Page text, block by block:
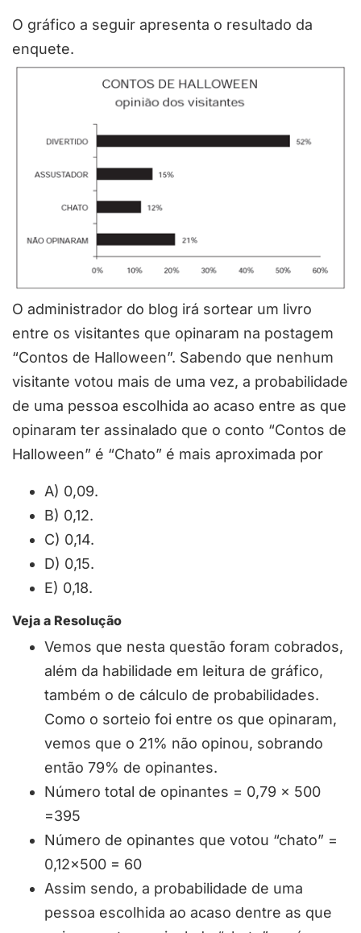
O gráfico a seguir apresenta o resultado da
enquete.
O administrador do blog irá sortear um livro
entre os visitantes que opinaram na postagem
“Contos de Halloween”. Sabendo que nenhum
visitante votou mais de uma vez, a probabilidade
de uma pessoa escolhida ao acaso entre as que
opinaram ter assinalado que o conto “Contos de
Halloween” é “Chato” é mais aproximada por
A) 0,09.
B) 0,12.
C) 0,14.
D) 0,15.
E) 0,18.
Veja a Resolução
Vemos que nesta questão foram cobrados,
além da habilidade em leitura de gráfico,
também o de cálculo de probabilidades.
Como o sorteio foi entre os que opinaram,
vemos que o 21% não opinou, sobrando
então 79% de opinantes.
Número total de opinantes = 0,79 x 500
=395
Número de opinantes que votou “chato” =
0,12×500 = 60
Assim sendo, a probabilidade de uma
pessoa escolhida ao acaso dentre as que